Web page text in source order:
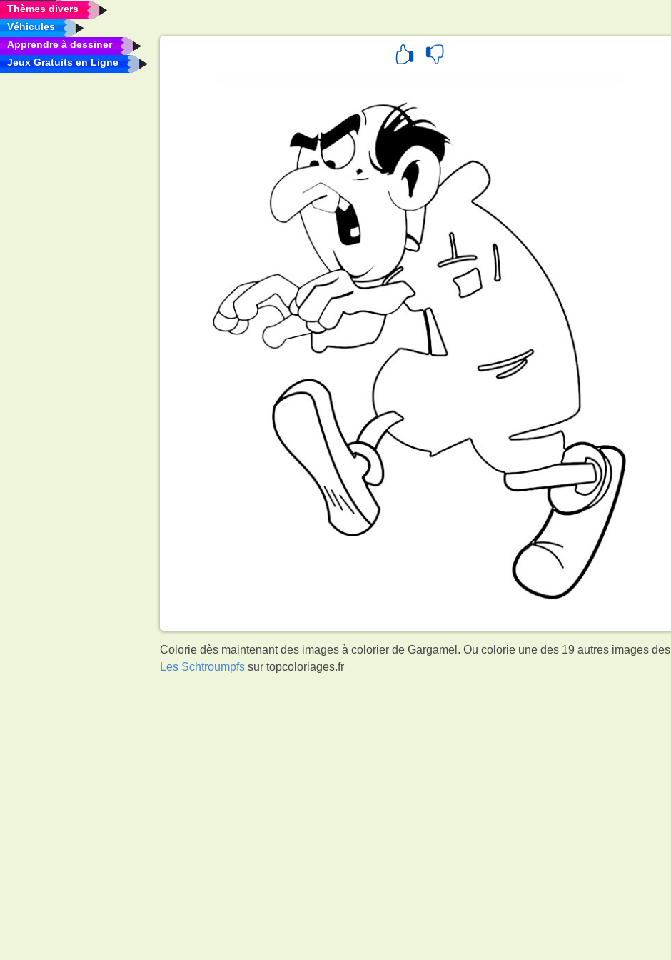
Thèmes divers
Véhicules
Apprendre à dessiner
Jeux Gratuits en Ligne
Colorie dès maintenant des images à colorier de Gargamel. Ou colorie une des 19 autres images des
Les Schtroumpfs sur topcoloriages.fr